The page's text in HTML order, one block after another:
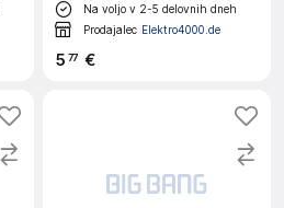
Na voljo v 2-5 delovnih dneh
Prodajalec Elektro4000.de
5 77 €